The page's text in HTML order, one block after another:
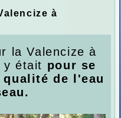
à
la Valencize à
y était pour se
de l'eau